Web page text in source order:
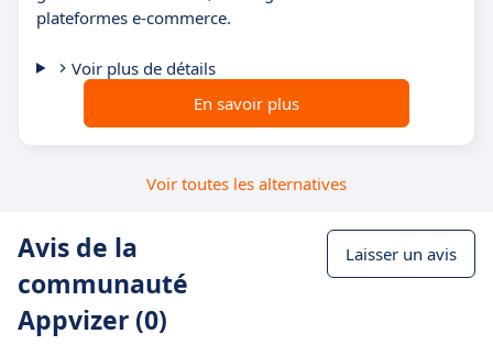
plateformes e-commerce.
Voir plus de détails
En savoir plus
Voir toutes les alternatives
Avis de la
communauté
Appvizer (0)
Laisser un avis